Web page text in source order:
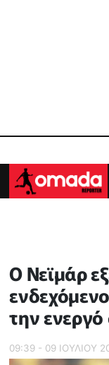
Ο Νεϊμάρ
την
09:39 - 09 ΙΟΥΛΙΟΥ